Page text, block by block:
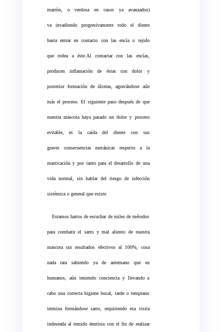
marrón, o verdosa en casos ya avanzados)
va invadiendo progresivamente todo el diente
hasta entrar en contacto con las encía o tejido
que rodea a éste.Al contactar con las encías,
producen inflamación de éstas con dolor y
posterior formación de úlceras, agravándose aún
más el proceso. El siguiente paso después de que
nuestra mascota haya pasado un dolor y proceso
evitable, es la caída del diente con sus
graves consecuencias mecánicas respecto a la
masticación y por tanto para el desarrollo de una
vida normal, sin hablar del riesgo de infección
sistémica o general que existe.
Estamos hartos de escuchar de miles de métodos
para combatir el sarro y mal aliento de nuestra
mascota sin resultados efectivos al 100%, cosa
nada rara sabiendo ya de antemano que en
humanos, aún teniendo conciencia y llevando a
cabo una correcta higiene bucal, tarde o temprano
termina formándose sarro, requiriendo esa visita
indeseada al temido dentista con el fin de realizar